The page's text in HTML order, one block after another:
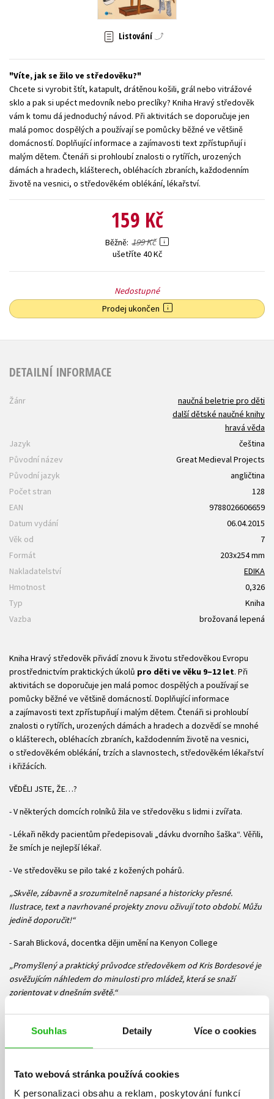
Souhlas Detaily Více o cookies
Tato webová stránka používá cookies
K personalizaci obsahu a reklam, poskytování funkcí
Zahraniční literatura
Všechny tituly
Listování
Víte, jak se žilo ve středověku?
Chcete si vyrobit štít, katapult, drátěnou košili, grál nebo vitrážové
sklo a pak si upéct medovník nebo preclíky? Kniha Hravý středověk
vám k tomu dá jednoduchý návod. Při aktivitách se doporučuje jen
malá pomoc dospělých a používají se pomůcky běžné ve většině
domácností. Doplňující informace a zajímavosti text zpřístupňují i
malým dětem. Čtenáři si prohloubí znalosti o rytířích, urozených
dámách a hradech, klášterech, obléhacích zbraních, každodenním
životě na vesnici, o středověkém oblékání, lékařství.
159 Kč
Běžně 199 Kč
ušetříte 40 Kč
Nedostupné
Prodej ukončen
DETAILNÍ INFORMACE
Žánr
naučná beletrie pro děti
další dětské naučné knihy
hravá věda
Jazyk
čeština
Původní název
Great Medieval Projects
Původní jazyk
angličtina
Počet stran
128
EAN
9788026606659
Datum vydání
06.04.2015
Věk od
7
Formát
203x254 mm
Nakladatelství
EDIKA
Hmotnost
0,326
Typ
Kniha
Vazba
brožovaná lepená
Kniha Hravý středověk přivádí znovu k životu středověkou Evropu
prostřednictvím praktických úkolů pro děti ve věku 9–12 let. Při
aktivitách se doporučuje jen malá pomoc dospělých a používají se
pomůcky běžné ve většině domácností. Doplňující informace
a zajímavosti text zpřístupňují i malým dětem. Čtenáři si prohloubí
znalosti o rytířích, urozených dámách a hradech a dozvědí se mnohé
o klášterech, obléhacích zbraních, každodenním životě na vesnici,
o středověkém oblékání, trzích a slavnostech, středověkém lékařství
i křižácích.
VĚDĚLI JSTE, ŽE…?
- V některých domcích rolníků žila ve středověku s lidmi i zvířata.
- Lékaři někdy pacientům předepisovali „dávku dvorního šaška“. Věřili,
že smích je nejlepší lékař.
- Ve středověku se pilo také z kožených pohárů.
„Skvěle, zábavně a srozumitelně napsané a historicky přesné.
Ilustrace, text a navrhované projekty znovu oživují toto období. Můžu
jedině doporučit!“
- Sarah Blicková, docentka dějin umění na Kenyon College
„Promyšlený a praktický průvodce středověkem od Kris Bordesové je
osvěžujícím náhledem do minulosti pro mládež, která se snaží
zorientovat v dnešním světě.“
- Steven Ozment, autor knihy Nedobytná pevnost: Novodobá historie
německého národa
„Tato kniha je skvělým nástrojem, jak povzbudit zájem dětí
Poutavé a přínosné popisy tohoto období jsou také zdrojem
k zamyšlení, obohacení a duchaplné konverzaci.“